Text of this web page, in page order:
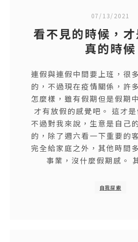
07/13/2021
看不見的時候，
真的時候
連假與連假中間要上班，很
的，不過現在疫情關係，許
怎麼樣，雖有假期但是假期
才有放假的感覺吧。 這才是
不過對我來說，生意是自己
的，除了週六看一下重要的
完全給家庭之外，其他時間
事業，沒什麼假期感。
自我探索